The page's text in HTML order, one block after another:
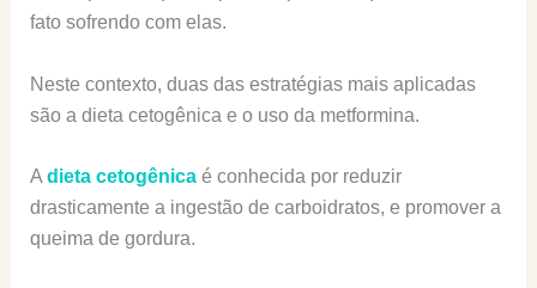
fato sofrendo com elas.
Neste contexto, duas das estratégias mais aplicadas
são a dieta cetogênica e o uso da metformina.
A dieta cetogênicaé conhecida por reduzir
drasticamente a ingestão de carboidratos, e promover a
queima de gordura.